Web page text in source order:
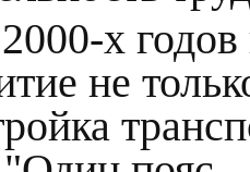
х годов
не